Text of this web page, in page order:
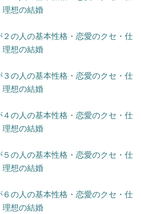
理想の結婚
２の人の基本性格・恋愛のクセ・仕
理想の結婚
３の人の基本性格・恋愛のクセ・仕
理想の結婚
４の人の基本性格・恋愛のクセ・仕
理想の結婚
５の人の基本性格・恋愛のクセ・仕
理想の結婚
６の人の基本性格・恋愛のクセ・仕
理想の結婚